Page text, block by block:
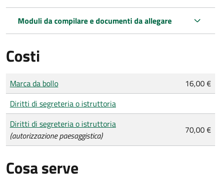
Moduli da compilare e documenti da allegare
Costi
Tipo di pagamento
Importo
Marca da bollo
16,00 €
Diritti di segreteria o istruttoria
Diritti di segreteria o istruttoria
(autorizzazione paesaggistica)
70,00 €
Cosa serve